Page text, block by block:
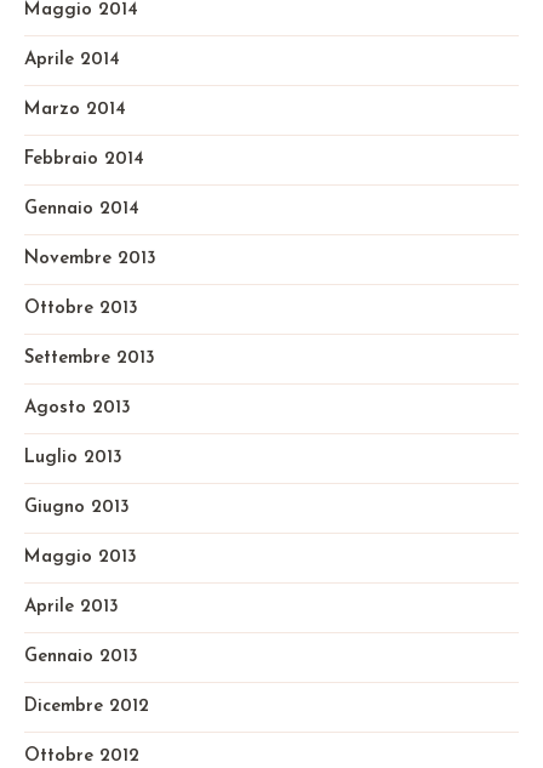
Maggio 2014
Aprile 2014
Marzo 2014
Febbraio 2014
Gennaio 2014
Novembre 2013
Ottobre 2013
Settembre 2013
Agosto 2013
Luglio 2013
Giugno 2013
Maggio 2013
Aprile 2013
Gennaio 2013
Dicembre 2012
Ottobre 2012